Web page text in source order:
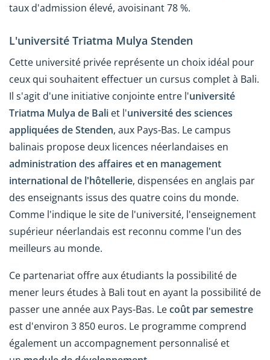
taux d'admission élevé, avoisinant 78 %.
L'université Triatma Mulya Stenden
Cette université privée représente un choix idéal pour
ceux qui souhaitent effectuer un cursus complet à Bali.
Il s'agit d'une initiative conjointe entre l'université
Triatma Mulya de Bali et l'université des sciences
appliquées de Stenden, aux Pays-Bas. Le campus
balinais propose deux licences néerlandaises en
administration des affaires et en management
international de l'hôtellerie, dispensées en anglais par
des enseignants issus des quatre coins du monde.
Comme l'indique le site de l'université, l'enseignement
supérieur néerlandais est reconnu comme l'un des
meilleurs au monde.
Ce partenariat offre aux étudiants la possibilité de
mener leurs études à Bali tout en ayant la possibilité de
passer une année aux Pays-Bas. Lecoût par semestre
est d'environ 3 850 euros. Le programme comprend
également un accompagnement personnalisé et